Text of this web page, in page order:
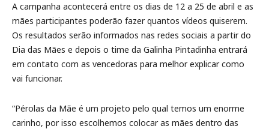
A campanha acontecerá entre os dias de 12 a 25 de abril e as
mães participantes poderão fazer quantos vídeos quiserem.
Os resultados serão informados nas redes sociais a partir do
Dia das Mães e depois o time da Galinha Pintadinha entrará
em contato com as vencedoras para melhor explicar como
vai funcionar.
“Pérolas da Mãe é um projeto pelo qual temos um enorme
carinho, por isso escolhemos colocar as mães dentro das